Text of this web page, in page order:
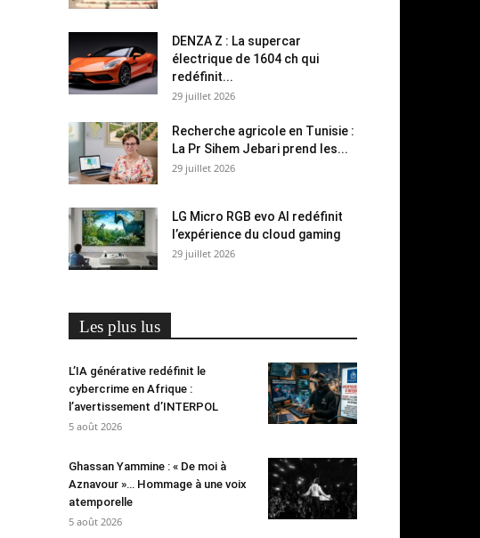
DENZA Z : La supercar
électrique de 1604 ch qui
redéfinit...
29 juillet 2026
Recherche agricole en Tunisie :
La Pr Sihem Jebari prend les...
29 juillet 2026
LG Micro RGB evo AI redéfinit
l’expérience du cloud gaming
29 juillet 2026
Les plus lus
L’IA générative redéfinit le
cybercrime en Afrique :
l’avertissement d’INTERPOL
5 août 2026
Ghassan Yammine : « De moi à
Aznavour »… Hommage à une voix
atemporelle
5 août 2026